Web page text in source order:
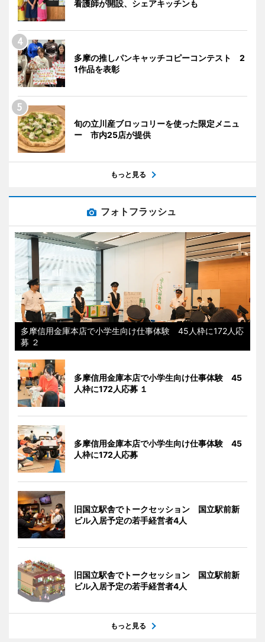
看護師が開設、シェアキッチンも
多摩の推しパンキャッチコピーコンテスト 2
1作品を表彰
旬の立川産ブロッコリーを使った限定メニュ
ー 市内25店が提供
もっと見る
フォトフラッシュ
多摩信用金庫本店で小学生向け仕事体験 45人枠に172人応
募 ２
多摩信用金庫本店で小学生向け仕事体験 45
人枠に172人応募 １
多摩信用金庫本店で小学生向け仕事体験 45
人枠に172人応募
旧国立駅舎でトークセッション 国立駅前新
ビル入居予定の若手経営者4人
旧国立駅舎でトークセッション 国立駅前新
ビル入居予定の若手経営者4人
もっと見る